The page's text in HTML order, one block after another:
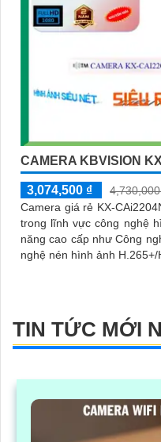
CAMERA KBVISION
3,074,500 ₫
Camera giá rẻ KX-
trong lĩnh vực công nghệ hình ảnh. Được tích
năng cao cấp như Công
nghệ nén hình ảnh H.265+/
TIN TỨC MỚI